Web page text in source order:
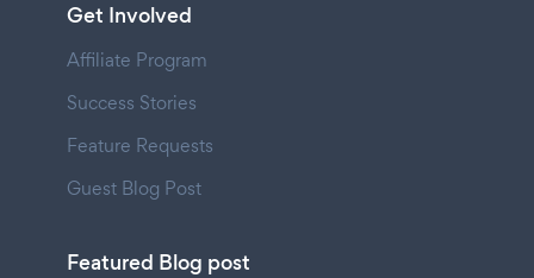
Get Involved
Affiliate Program
Success Stories
Feature Requests
Guest Blog Post
Featured Blog post